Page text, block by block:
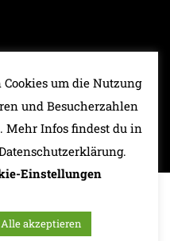
HAFTUNGSAUSSCHLUSS
um die Nutzung
und Besucherzahlen
Mehr Infos findest du in
Einstellungen
Alle akzeptieren